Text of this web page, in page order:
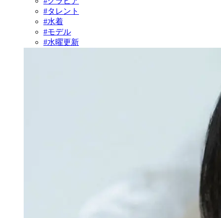
#タレント
#水着
#モデル
#水曜更新